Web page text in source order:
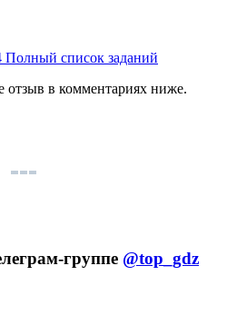
Полный список заданий
отзыв в комментариях ниже.
группе @top_gdz